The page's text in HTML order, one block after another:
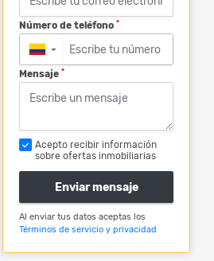
Número de teléfono *
▼
Mensaje *
Acepto recibir información
sobre ofertas inmobiliarias
Enviar mensaje
Al enviar tus datos aceptas los
Términos de servicio y privacidad